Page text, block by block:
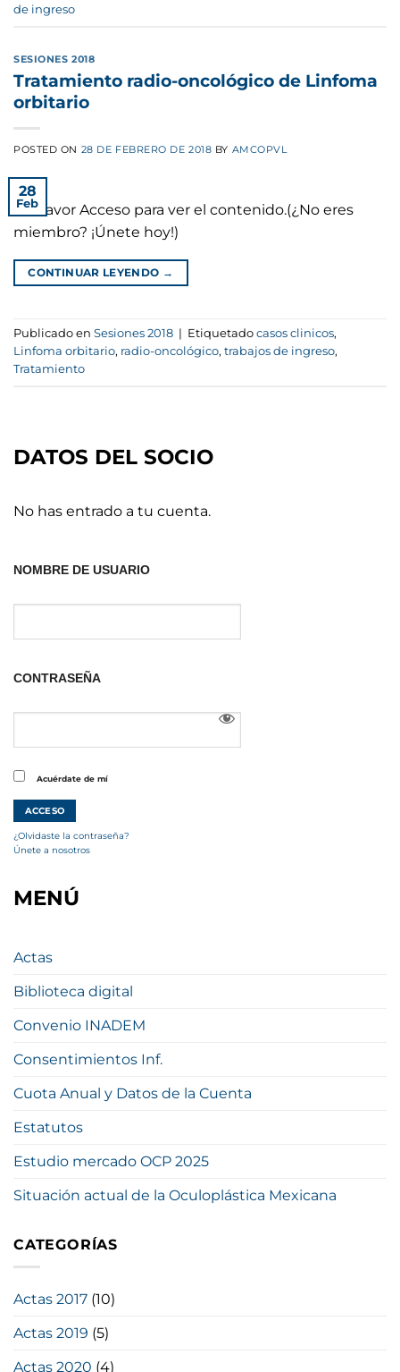
de ingreso
SESIONES 2018
Tratamiento radio-oncológico de Linfoma
orbitario
POSTED ON 28 DE FEBRERO DE 2018 BY AMCOPVL
28
Feb
Por favor Acceso para ver el contenido.(¿No eres
miembro? ¡Únete hoy!)
CONTINUAR LEYENDO →
Publicado en Sesiones 2018 | Etiquetado casos clinicos,
Linfoma orbitario, radio-oncológico, trabajos de ingreso,
Tratamiento
DATOS DEL SOCIO
No has entrado a tu cuenta.
NOMBRE DE USUARIO
CONTRASEÑA
Acuérdate de mí
¿Olvidaste la contraseña?
Únete a nosotros
MENÚ
Actas
Biblioteca digital
Convenio INADEM
Consentimientos Inf.
Cuota Anual y Datos de la Cuenta
Estatutos
Estudio mercado OCP 2025
Situación actual de la Oculoplástica Mexicana
CATEGORÍAS
Actas 2017 (10)
Actas 2019 (5)
Actas 2020 (4)